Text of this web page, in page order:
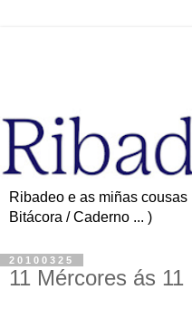
Ribadeo e as miñas
Bitácora / Caderno ... )
20100325
11 Mércores ás 11